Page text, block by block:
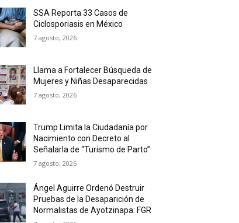
SSA Reporta 33 Casos de
Ciclosporiasis en México
7 agosto, 2026
Llama a Fortalecer Búsqueda de
Mujeres y Niñas Desaparecidas
7 agosto, 2026
Trump Limita la Ciudadanía por
Nacimiento con Decreto al
Señalarla de “Turismo de Parto”
7 agosto, 2026
Ángel Aguirre Ordenó Destruir
Pruebas de la Desaparición de
Normalistas de Ayotzinapa: FGR